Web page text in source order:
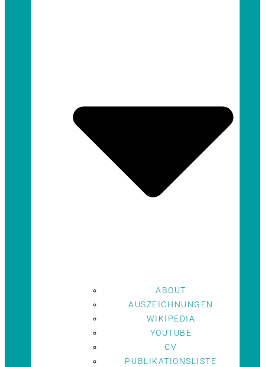
ABOUT
AUSZEICHNUNGEN
WIKIPEDIA
YOUTUBE
CV
PUBLIKATIONSLISTE